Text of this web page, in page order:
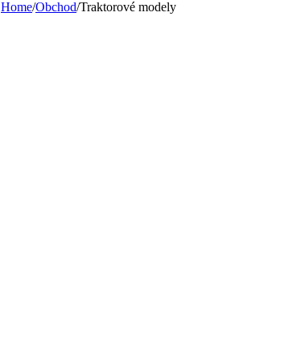
Home/Obchod/Traktorové modely